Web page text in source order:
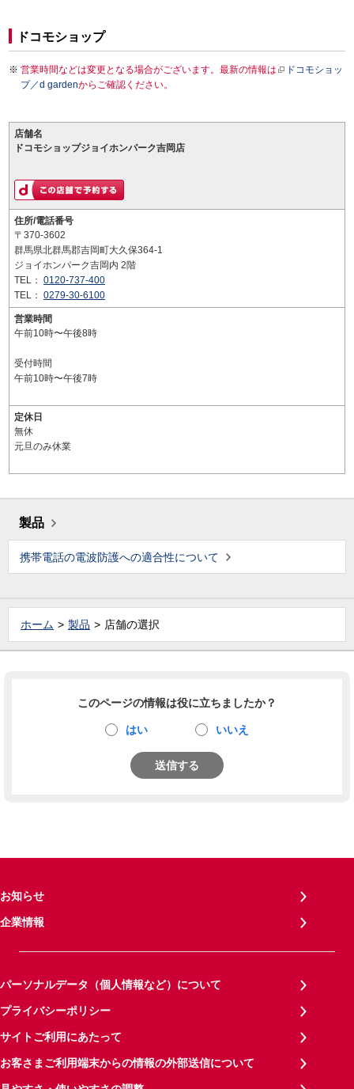
ドコモショップ
営業時間などは変更となる場合がございます。最新の情報は
ドコモショッ
プ／d gardenからご確認ください。
店舗名
ドコモショップジョイホンパーク吉岡店
住所/電話番号
〒370-3602
群馬県北群馬郡吉岡町大久保364-1
ジョイホンパーク吉岡内 2階
TEL： 0120-737-400
TEL： 0279-30-6100
営業時間
午前10時〜午後8時
受付時間
午前10時〜午後7時
定休日
無休
元旦のみ休業
製品
携帯電話の電波防護への適合性について
ホーム 製品 店舗の選択
このページの情報は役に立ちましたか？
はい いいえ
送信する
お知らせ
企業情報
パーソナルデータ（個人情報など）について
プライバシーポリシー
サイトご利用にあたって
お客さまご利用端末からの情報の外部送信について